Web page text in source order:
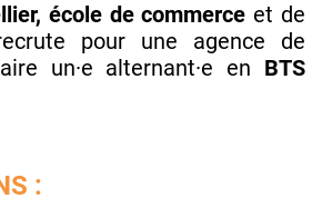
école de commerce et de
pour une agence de
un·e alternant·e en BTS
: